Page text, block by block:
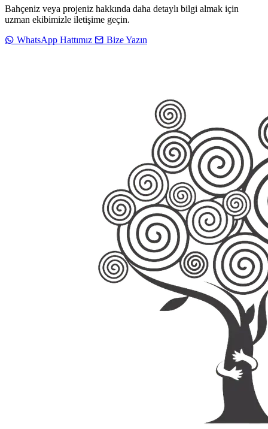
Bahçeniz veya projeniz hakkında daha detaylı bilgi almak için
uzman ekibimizle iletişime geçin.
WhatsApp Hattımız
Bize Yazın